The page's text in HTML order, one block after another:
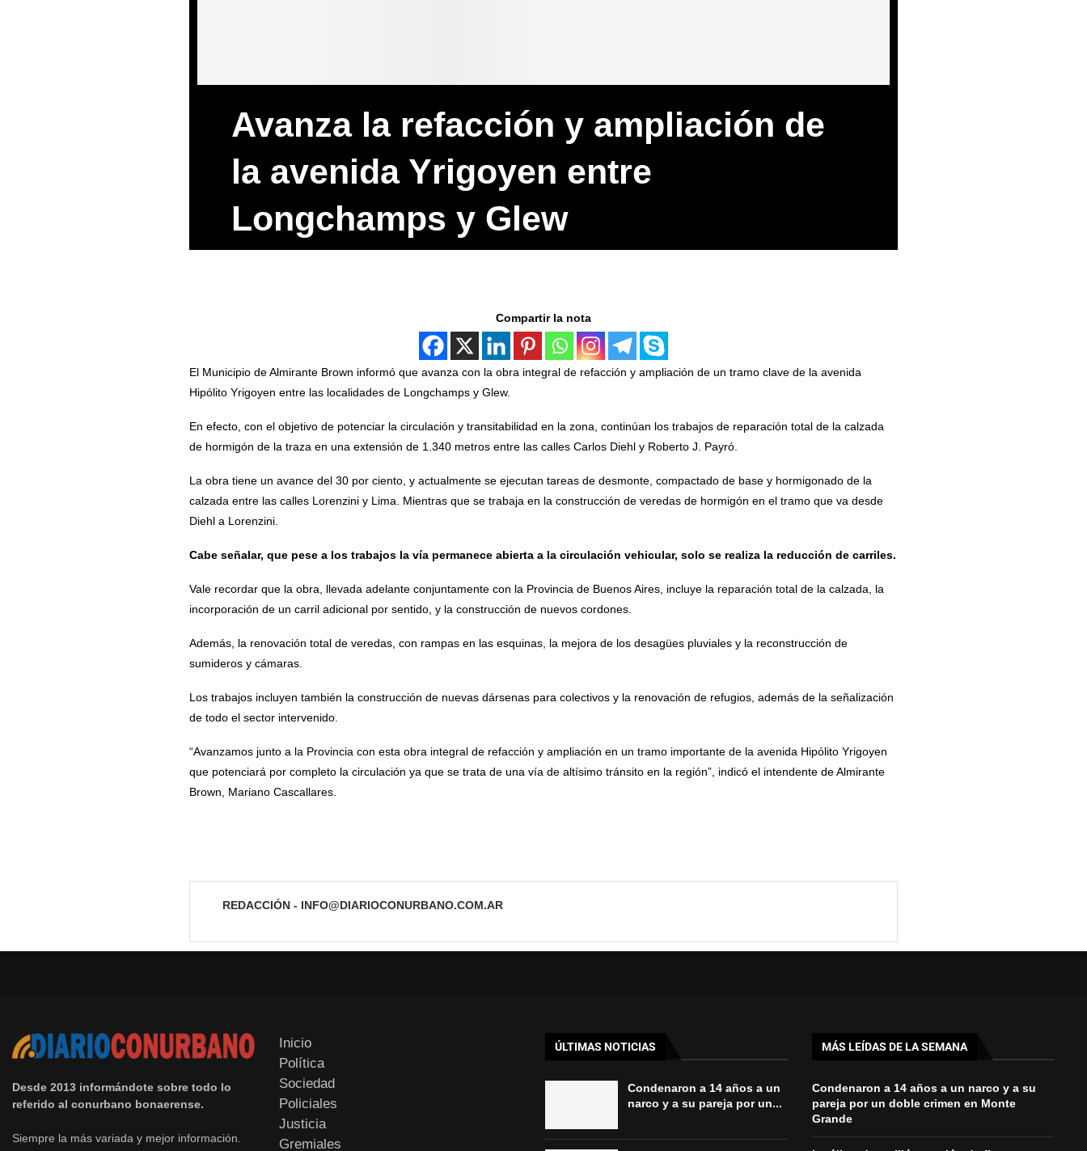
Avanza la refacción y ampliación de
la avenida Yrigoyen entre
Longchamps y Glew
Compartir la nota
El Municipio de Almirante Brown informó que avanza con la obra integral de refacción y ampliación de un tramo clave de la avenida
Hipólito Yrigoyen entre las localidades de Longchamps y Glew.
En efecto, con el objetivo de potenciar la circulación y transitabilidad en la zona, continúan los trabajos de reparación total de la calzada
de hormigón de la traza en una extensión de 1.340 metros entre las calles Carlos Diehl y Roberto J. Payró.
La obra tiene un avance del 30 por ciento, y actualmente se ejecutan tareas de desmonte, compactado de base y hormigonado de la
calzada entre las calles Lorenzini y Lima. Mientras que se trabaja en la construcción de veredas de hormigón en el tramo que va desde
Diehl a Lorenzini.
Cabe señalar, que pese a los trabajos la vía permanece abierta a la circulación vehicular, solo se realiza la reducción de carriles.
Vale recordar que la obra, llevada adelante conjuntamente con la Provincia de Buenos Aires, incluye la reparación total de la calzada, la
incorporación de un carril adicional por sentido, y la construcción de nuevos cordones.
Además, la renovación total de veredas, con rampas en las esquinas, la mejora de los desagües pluviales y la reconstrucción de
sumideros y cámaras.
Los trabajos incluyen también la construcción de nuevas dársenas para colectivos y la renovación de refugios, además de la señalización
de todo el sector intervenido.
“Avanzamos junto a la Provincia con esta obra integral de refacción y ampliación en un tramo importante de la avenida Hipólito Yrigoyen
que potenciará por completo la circulación ya que se trata de una vía de altísimo tránsito en la región”, indicó el intendente de Almirante
Brown, Mariano Cascallares.
REDACCIÓN - INFO@DIARIOCONURBANO.COM.AR
Desde 2013 informándote sobre todo lo
referido al conurbano bonaerense.
Siempre la más variada y mejor información.
Inicio
Política
Sociedad
Policiales
Justicia
Gremiales
ÚLTIMAS NOTICIAS
Condenaron a 14 años a un
narco y a su pareja por un...
MÁS LEÍDAS DE LA SEMANA
Condenaron a 14 años a un narco y a su
pareja por un doble crimen en Monte
Grande